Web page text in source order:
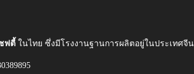
ซฟตี้ในไทย ซึ่งมีโรงงานฐานการผลิตอยู่ในประเทศ